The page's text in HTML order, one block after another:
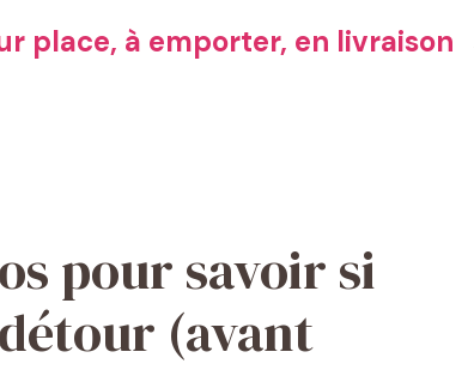
place, à emporter, en livraison
pour savoir si
(avant